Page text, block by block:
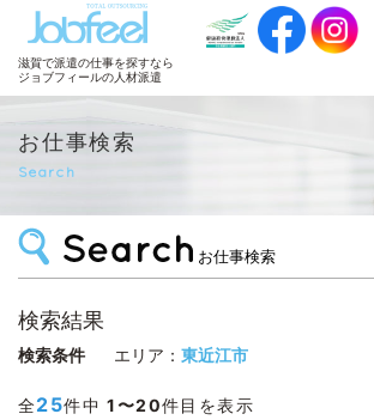
JobFeel
滋賀で派遣の仕事を探すなら
ジョブフィールの人材派遣
お仕事検索
Search
お仕事検索
検索結果
検索条件 エリア： 東近江市
全25件中1〜20件目を表示